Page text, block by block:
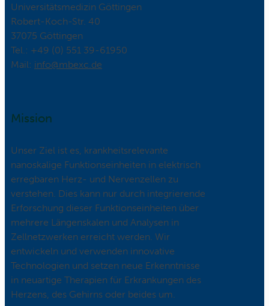
Universitätsmedizin Göttingen
Robert-Koch-Str. 40
37075 Göttingen
Tel.: +49 (0) 551 39-61950
Mail: ed.cxebm@ofni
Mission
Unser Ziel ist es, krankheitsrelevante
nanoskalige Funktionseinheiten in elektrisch
erregbaren Herz- und Nervenzellen zu
verstehen. Dies kann nur durch integrierende
Erforschung dieser Funktionseinheiten über
mehrere Längenskalen und Analysen in
Zellnetzwerken erreicht werden. Wir
entwickeln und verwenden innovative
Technologien und setzen neue Erkenntnisse
in neuartige Therapien für Erkrankungen des
Herzens, des Gehirns oder beides um.